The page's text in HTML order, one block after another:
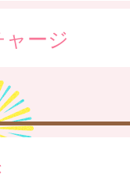
ージ